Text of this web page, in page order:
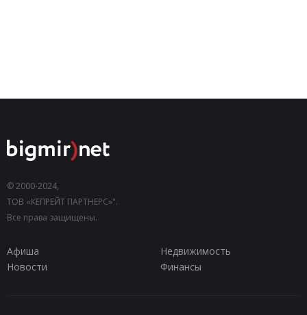
© 2000-2024,
ТОВ «КЕПРЕЙТ ПАРТНЕРС»".
Все права защищены.
Афиша
Недвижимость
Новости
Финансы